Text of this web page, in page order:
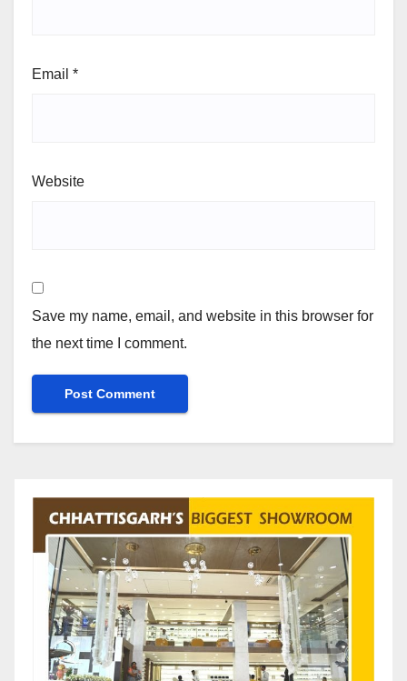
Email *
Website
Save my name, email, and website in this browser for
the next time I comment.